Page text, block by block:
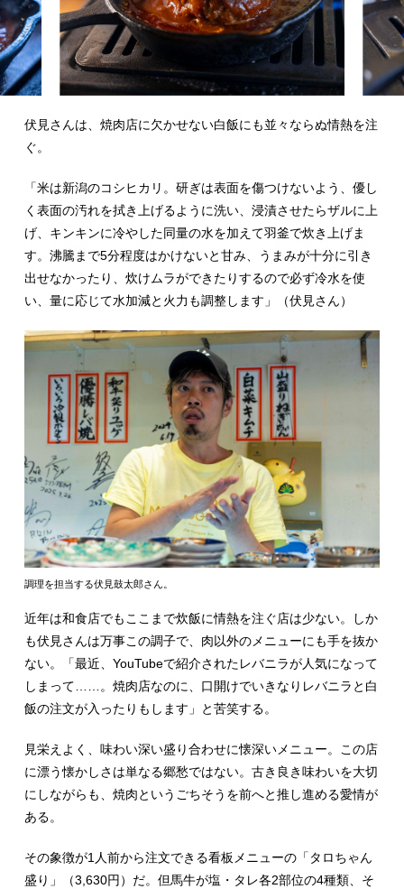
伏見さんは、焼肉店に欠かせない白飯にも並々ならぬ情熱を注
ぐ。
「米は新潟のコシヒカリ。研ぎは表面を傷つけないよう、優し
く表面の汚れを拭き上げるように洗い、浸漬させたらザルに上
げ、キンキンに冷やした同量の水を加えて羽釜で炊き上げま
す。沸騰まで5分程度はかけないと甘み、うまみが十分に引き
出せなかったり、炊けムラができたりするので必ず冷水を使
い、量に応じて水加減と火力も調整します」（伏見さん）
調理を担当する伏見鼓太郎さん。
近年は和食店でもここまで炊飯に情熱を注ぐ店は少ない。しか
も伏見さんは万事この調子で、肉以外のメニューにも手を抜か
ない。「最近、YouTubeで紹介されたレバニラが人気になって
しまって……。焼肉店なのに、口開けでいきなりレバニラと白
飯の注文が入ったりもします」と苦笑する。
見栄えよく、味わい深い盛り合わせに懐深いメニュー。この店
に漂う懐かしさは単なる郷愁ではない。古き良き味わいを大切
にしながらも、焼肉というごちそうを前へと推し進める愛情が
ある。
その象徴が1人前から注文できる看板メニューの「タロちゃん
盛り」（3,630円）だ。但馬牛が塩・タレ各2部位の4種類、そ